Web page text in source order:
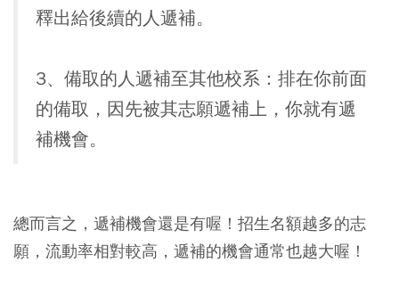
釋出給後續的人遞補。
3、備取的人遞補至其他校系：排在你前面
的備取，因先被其志願遞補上，你就有遞
補機會。
總而言之，遞補機會還是有喔！招生名額越多的志
願，流動率相對較高，遞補的機會通常也越大喔！